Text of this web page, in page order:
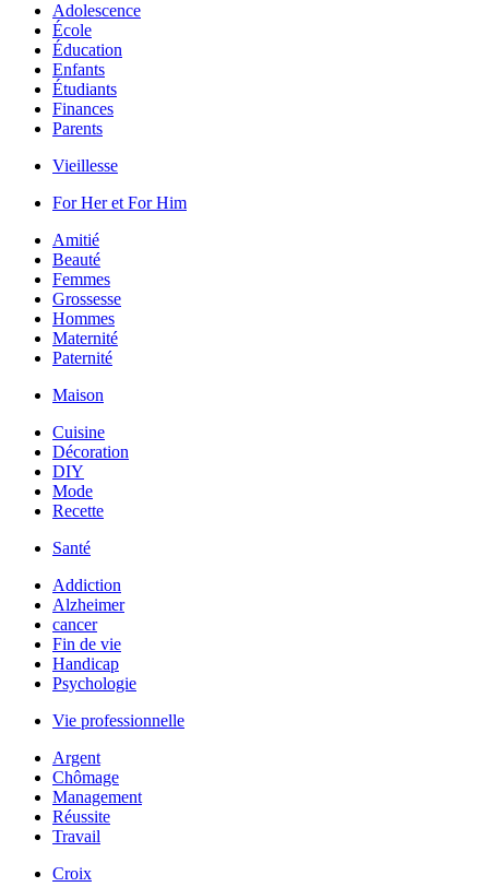
Adolescence
École
Éducation
Enfants
Étudiants
Finances
Parents
Vieillesse
For Her et For Him
Amitié
Beauté
Femmes
Grossesse
Hommes
Maternité
Paternité
Maison
Cuisine
Décoration
DIY
Mode
Recette
Santé
Addiction
Alzheimer
cancer
Fin de vie
Handicap
Psychologie
Vie professionnelle
Argent
Chômage
Management
Réussite
Travail
Croix